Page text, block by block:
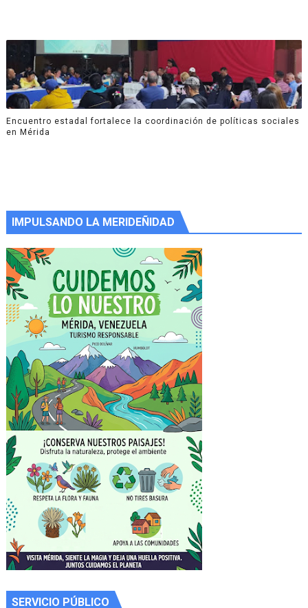
Encuentro estadal fortalece la coordinación de políticas sociales
en Mérida
IMPULSANDO LA MERIDEÑIDAD
SERVICIO PÚBLICO